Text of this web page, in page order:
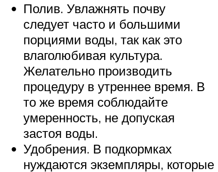
Полив. Увлажнять почву
следует часто и большими
порциями воды, так как это
влаголюбивая культура.
Желательно производить
процедуру в утреннее время. В
то же время соблюдайте
умеренность, не допуская
застоя воды.
Удобрения. В подкормках
нуждаются экземпляры, которые